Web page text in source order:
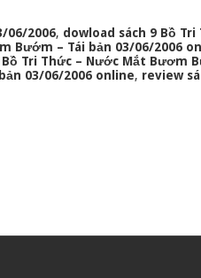
06/2006, dowload sách 9 Bồ
Bướm – Tái bản 03/06/2006
Bồ Tri Thức – Nước Mắt Bươm
03/06/2006 online, review